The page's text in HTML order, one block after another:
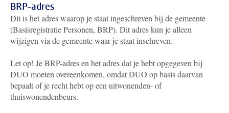
BRP-adres
Dit is het adres waarop je staat ingeschreven bij de gemeente
(Basisregistratie Personen, BRP). Dit adres kun je alleen
wijzigen via de gemeente waar je staat inschreven.
Let op! Je BRP-adres en het adres dat je hebt opgegeven bij
DUO moeten overeenkomen, omdat DUO op basis daarvan
bepaalt of je recht hebt op een uitwonenden- of
thuiswonendenbeurs.